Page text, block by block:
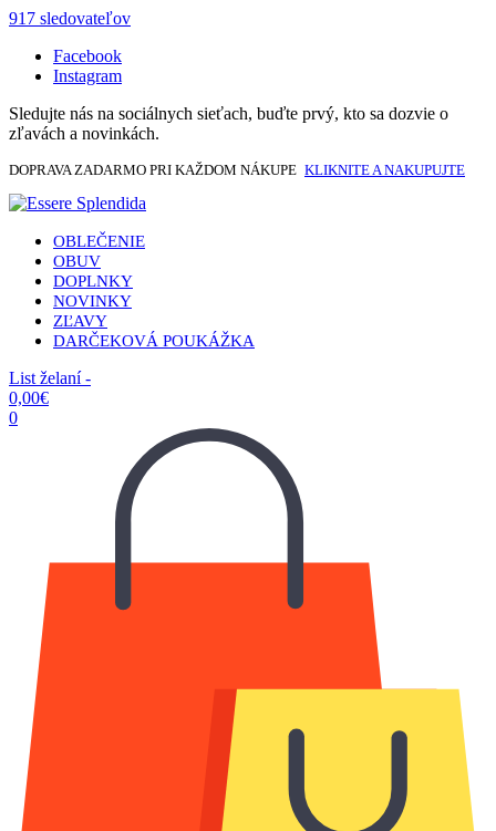
917 sledovateľov
Facebook
Instagram
Sledujte nás na sociálnych sieťach, buďte prvý, kto sa dozvie o
zľavách a novinkách.
DOPRAVA ZADARMO PRI KAŽDOM NÁKUPE KLIKNITE A NAKUPUJTE
OBLEČENIE
OBUV
DOPLNKY
NOVINKY
ZĽAVY
DARČEKOVÁ POUKÁŽKA
List želaní -
0,00€
0